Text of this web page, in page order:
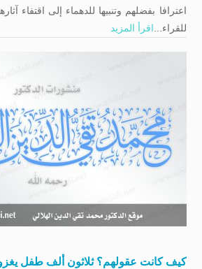
اعترافا بفضلهم وتنبيها للدهماء إلى اقتفاء
للقراء...اقرأ المزيد
کیف کانت عقولهم؟ ثلاثون ألف طفل